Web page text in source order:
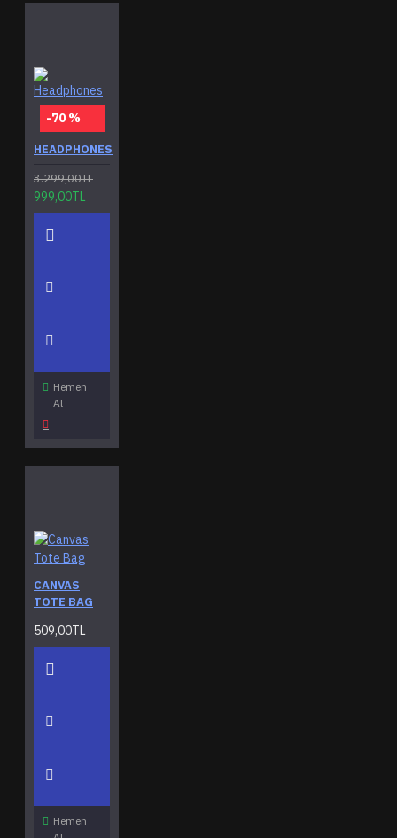
-70 %
HEADPHONES
3.299,00TL
999,00TL
Hemen
Al
CANVAS
TOTE BAG
509,00TL
Hemen